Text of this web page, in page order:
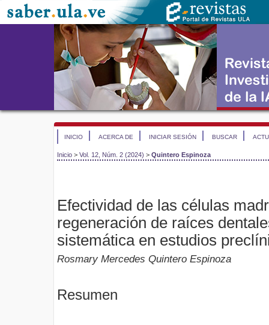
INICIO ACERCA DE INICIAR SESIÓN BUSCAR
Inicio > Vol. 12, Núm. 2 (2024) > Quintero Espinoza
Efectividad de las células
regeneración de raíces
sistemática en estudios
Rosmary Mercedes Quintero Espinoza
Resumen